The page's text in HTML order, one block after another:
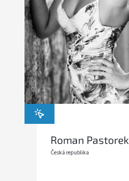
Roman Pastorek
Česká republika